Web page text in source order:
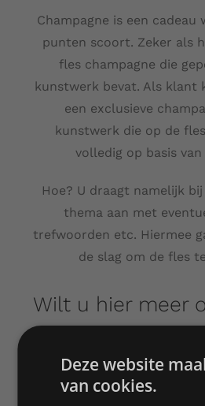
Champagne is een cadeau
punten scoort. Zeker als
fles champagne die
kunstwerk bevat. Als klant
een exclusieve
kunstwerk die op de
volledig op basis
Hoe? U draagt namelijk
thema aan met
trefwoorden etc. Hiermee
de slag om de fles
Wilt u hier meer
Deze website
van cookies.